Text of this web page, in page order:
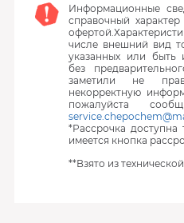
Информационные
справочный
числе внешний вид
указанных или быть
без
заметили не
некорректную
пожалуйста
*Рассрочка доступна
имеется кнопка
**Взято из